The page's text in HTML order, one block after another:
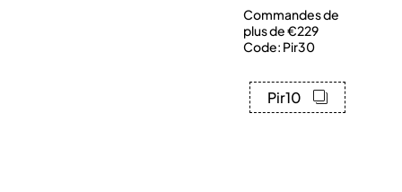
Commandes de
plus de €229
Code: Pir30
Pir10